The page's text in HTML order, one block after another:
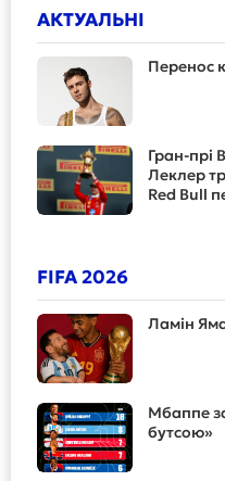
АКТУАЛЬНІ
Перенос
Гран-прі
Леклер
Red Bull
FIFA 2026
Ламін
Мбаппе
бутсою»